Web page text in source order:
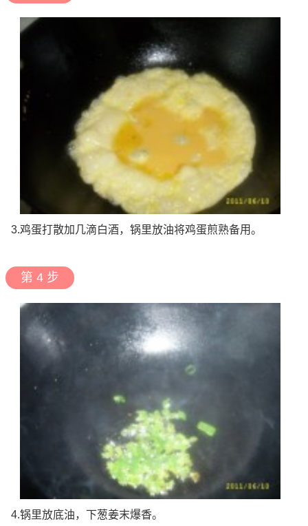
3.鸡蛋打散加几滴白酒，锅里放油将鸡蛋煎熟备用。
第 4 步
4.锅里放底油，下葱姜末爆香。